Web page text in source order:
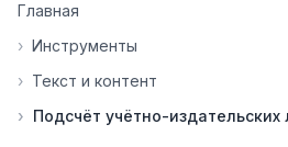
инструменты
основе вашей
⭐ Если вам нравится
Главная
› Инструменты
› Текст и контент
› Подсчёт учётно-издательских